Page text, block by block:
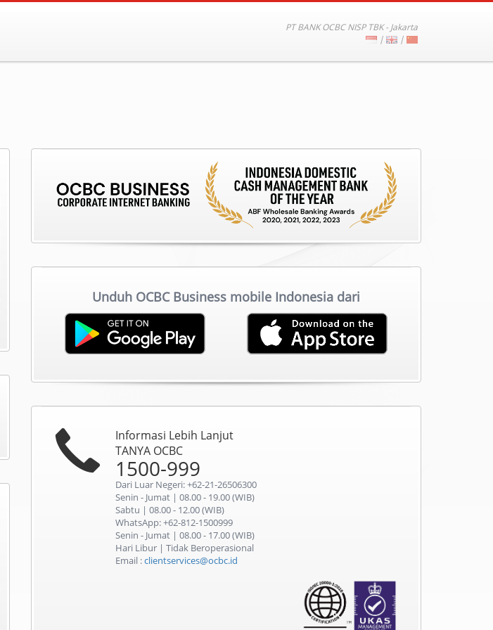
PT BANK OCBC NISP TBK - Jakarta
|
|
Unduh OCBC Business mobile Indonesia dari
Informasi Lebih Lanjut
TANYA OCBC
1500-999
Dari Luar Negeri: +62-21-26506300
Senin - Jumat | 08.00 - 19.00 (WIB)
Sabtu | 08.00 - 12.00 (WIB)
WhatsApp: +62-812-1500999
Senin - Jumat | 08.00 - 17.00 (WIB)
Hari Libur | Tidak Beroperasional
Email :clientservices@ocbc.id